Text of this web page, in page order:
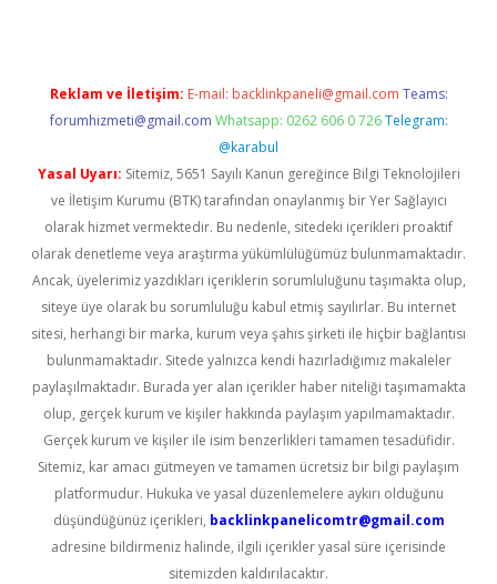
Reklam ve İletişim: E-mail: backlinkpaneli@gmail.com Teams:
forumhizmeti@gmail.com Whatsapp: 0262 606 0 726 Telegram:
@karabul
Yasal Uyarı: Sitemiz, 5651 Sayılı Kanun gereğince Bilgi Teknolojileri
ve İletişim Kurumu (BTK) tarafından onaylanmış bir Yer Sağlayıcı
olarak hizmet vermektedir. Bu nedenle, sitedeki içerikleri proaktif
olarak denetleme veya araştırma yükümlülüğümüz bulunmamaktadır.
Ancak, üyelerimiz yazdıkları içeriklerin sorumluluğunu taşımakta olup,
siteye üye olarak bu sorumluluğu kabul etmiş sayılırlar. Bu internet
sitesi, herhangi bir marka, kurum veya şahıs şirketi ile hiçbir bağlantısı
bulunmamaktadır. Sitede yalnızca kendi hazırladığımız makaleler
paylaşılmaktadır. Burada yer alan içerikler haber niteliği taşımamakta
olup, gerçek kurum ve kişiler hakkında paylaşım yapılmamaktadır.
Gerçek kurum ve kişiler ile isim benzerlikleri tamamen tesadüfidir.
Sitemiz, kar amacı gütmeyen ve tamamen ücretsiz bir bilgi paylaşım
platformudur. Hukuka ve yasal düzenlemelere aykırı olduğunu
düşündüğünüz içerikleri, backlinkpanelicomtr@gmail.com
adresine bildirmeniz halinde, ilgili içerikler yasal süre içerisinde
sitemizden kaldırılacaktır.